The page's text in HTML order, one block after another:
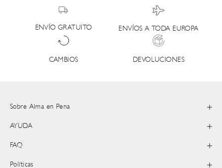
ENVÍO GRATUITO ENVÍOS A TODA EUROPA
CAMBIOS DEVOLUCIONES
Sobre Alma en Pena
AYUDA
FAQ
Políticas